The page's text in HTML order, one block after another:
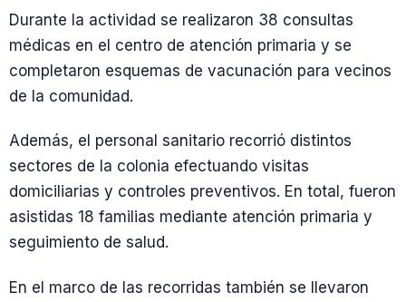
Durante la actividad se realizaron 38 consultas
médicas en el centro de atención primaria y se
completaron esquemas de vacunación para vecinos
de la comunidad.
Además, el personal sanitario recorrió distintos
sectores de la colonia efectuando visitas
domiciliarias y controles preventivos. En total, fueron
asistidas 18 familias mediante atención primaria y
seguimiento de salud.
En el marco de las recorridas también se llevaron